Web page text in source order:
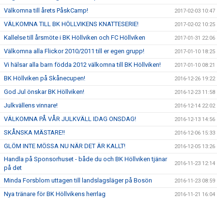
Välkomna till årets PåskCamp! 2017-02-03 10:47
VÄLKOMNA TILL BK HÖLLVIKENS KNATTESERIE! 2017-02-02 10:25
Kallelse till årsmöte i BK Höllviken och FC Höllviken 2017-01-31 22:06
Välkomna alla Flickor 2010/2011 till er egen grupp! 2017-01-10 18:25
Vi hälsar alla barn födda 2012 välkomna till BK Höllviken! 2017-01-10 08:21
BK Höllviken på Skånecupen! 2016-12-26 19:22
God Jul önskar BK Höllviken! 2016-12-23 11:58
Julkvällens vinnare! 2016-12-14 22:02
VÄLKOMNA PÅ VÅR JULKVÄLL IDAG ONSDAG! 2016-12-13 14:56
SKÅNSKA MÄSTARE!! 2016-12-06 15:33
GLÖM INTE MÖSSA NU NÄR DET ÄR KALLT! 2016-12-05 13:26
Handla på Sponsorhuset - både du och BK Höllviken tjänar
på det
2016-11-23 12:14
Minda Forsblom uttagen till landslagsläger på Bosön 2016-11-23 08:59
Nya tränare för BK Höllvikens herrlag 2016-11-21 16:04